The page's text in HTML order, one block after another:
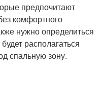
предпочитают
комфортного
нужно определиться
располагаться
спальную зону.